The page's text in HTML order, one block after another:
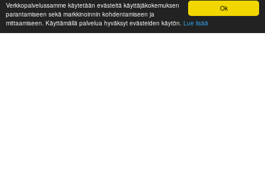
Ok
Verkkopalvelussamme käytetään evästeitä käyttäjäkokemuksen
parantamiseen sekä markkinoinnin kohdentamiseen ja
mittaamiseen. Käyttämällä palvelua hyväksyt evästeiden käytön. Lue lisää